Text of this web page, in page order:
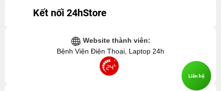
Kết nối 24hStore
Website thành viên:
Bệnh Viện Điện Thoại, Laptop 24h
Liên hệ